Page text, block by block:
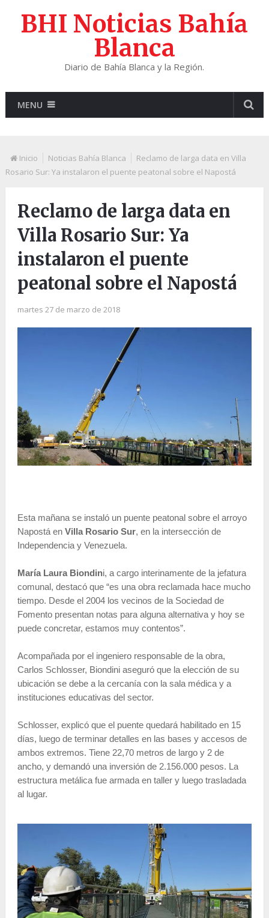
BHI Noticias Bahía
Blanca
Diario de Bahía Blanca y la Región.
MENU
Inicio Noticias Bahía Blanca
Reclamo de larga data en Villa
Rosario Sur: Ya instalaron el puente peatonal sobre el Napostá
Reclamo de larga data en
Villa Rosario Sur: Ya
instalaron el puente
peatonal sobre el Napostá
martes 27 de marzo de 2018
Esta mañana se instaló un puente peatonal sobre el arroyo
Napostá en Villa Rosario Sur, en la intersección de
Independencia y Venezuela.
María Laura Biondini, a cargo interinamente de la jefatura
comunal, destacó que “es una obra reclamada hace mucho
tiempo. Desde el 2004 los vecinos de la Sociedad de
Fomento presentan notas para alguna alternativa y hoy se
puede concretar, estamos muy contentos”.
Acompañada por el ingeniero responsable de la obra,
Carlos Schlosser, Biondini aseguró que la elección de su
ubicación se debe a la cercanía con la sala médica y a
instituciones educativas del sector.
Schlosser, explicó que el puente quedará habilitado en 15
días, luego de terminar detalles en las bases y accesos de
ambos extremos. Tiene 22,70 metros de largo y 2 de
ancho, y demandó una inversión de 2.156.000 pesos. La
estructura metálica fue armada en taller y luego trasladada
al lugar.